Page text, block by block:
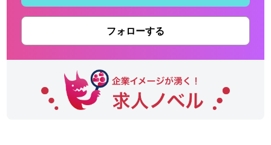
フォローする